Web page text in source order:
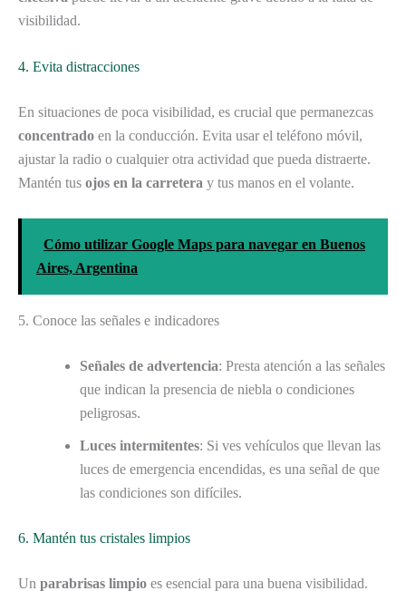
visibilidad.
4. Evita distracciones
En situaciones de poca visibilidad, es crucial que permanezcas
concentrado en la conducción. Evita usar el teléfono móvil,
ajustar la radio o cualquier otra actividad que pueda distraerte.
Mantén tus ojos en la carretera y tus manos en el volante.
Cómo utilizar Google Maps para navegar en Buenos
Aires, Argentina
5. Conoce las señales e indicadores
Señales de advertencia: Presta atención a las señales
que indican la presencia de niebla o condiciones
peligrosas.
Luces intermitentes: Si ves vehículos que llevan las
luces de emergencia encendidas, es una señal de que
las condiciones son difíciles.
6. Mantén tus cristales limpios
Un parabrisas limpio es esencial para una buena visibilidad.